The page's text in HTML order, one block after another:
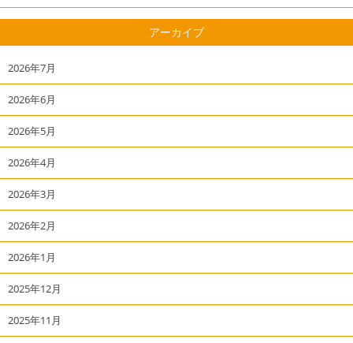
アーカイブ
2026年7月
2026年6月
2026年5月
2026年4月
2026年3月
2026年2月
2026年1月
2025年12月
2025年11月